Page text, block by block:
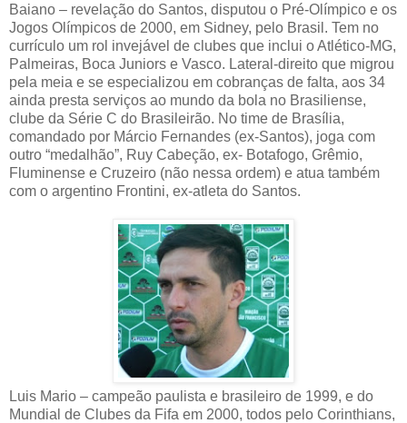
Baiano – revelação do Santos, disputou o Pré-Olímpico e os
Jogos Olímpicos de 2000, em Sidney, pelo Brasil. Tem no
currículo um rol invejável de clubes que inclui o Atlético-MG,
Palmeiras, Boca Juniors e Vasco. Lateral-direito que migrou
pela meia e se especializou em cobranças de falta, aos 34
ainda presta serviços ao mundo da bola no Brasiliense,
clube da Série C do Brasileirão. No time de Brasília,
comandado por Márcio Fernandes (ex-Santos), joga com
outro “medalhão”, Ruy Cabeção, ex- Botafogo, Grêmio,
Fluminense e Cruzeiro (não nessa ordem) e atua também
com o argentino Frontini, ex-atleta do Santos.
Luis Mario – campeão paulista e brasileiro de 1999, e do
Mundial de Clubes da Fifa em 2000, todos pelo Corinthians,